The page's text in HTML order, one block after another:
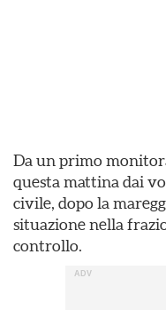
Da un primo
questa mattina dai
civile, dopo la
situazione nella
controllo.